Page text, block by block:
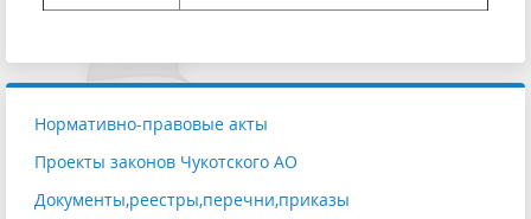
Нормативно-правовые акты
Проекты законов Чукотского АО
Документы,реестры,перечни,приказы